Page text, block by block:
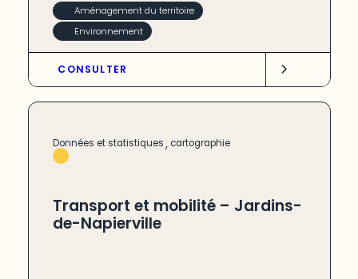
Aménagement du territoire
Environnement
CONSULTER
Données et statistiques, cartographie
Transport et mobilité – Jardins-
de-Napierville